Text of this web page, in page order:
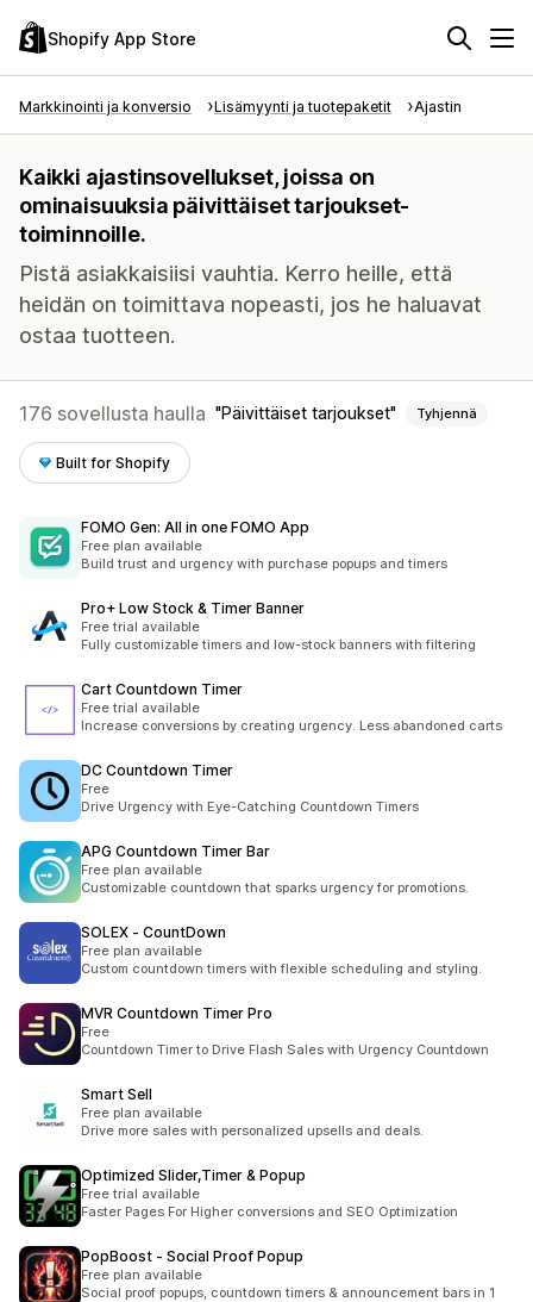
Shopify App Store
Markkinointi ja konversio Lisämyynti ja tuotepaketit Ajastin
Kaikki ajastinsovellukset, joissa on
ominaisuuksia päivittäiset tarjoukset-
toiminnoille.
Pistä asiakkaisiisi vauhtia. Kerro heille, että
heidän on toimittava nopeasti, jos he haluavat
ostaa tuotteen.
176 sovellusta haulla Päivittäiset tarjoukset Tyhjennä
Built for Shopify
FOMO Gen: All in one FOMO App
Free plan available
Build trust and urgency with purchase popups and timers
Pro+ Low Stock & Timer Banner
Free trial available
Fully customizable timers and low-stock banners with filtering
Cart Countdown Timer
Free trial available
Increase conversions by creating urgency. Less abandoned carts
DC Countdown Timer
Free
Drive Urgency with Eye-Catching Countdown Timers
APG Countdown Timer Bar
Free plan available
Customizable countdown that sparks urgency for promotions.
SOLEX ‑ CountDown
Free plan available
Custom countdown timers with flexible scheduling and styling.
MVR Countdown Timer Pro
Free
Countdown Timer to Drive Flash Sales with Urgency Countdown
Smart Sell
Free plan available
Drive more sales with personalized upsells and deals.
Optimized Slider,Timer & Popup
Free trial available
Faster Pages For Higher conversions and SEO Optimization
PopBoost ‑ Social Proof Popup
Free plan available
Social proof popups, countdown timers & announcement bars in 1